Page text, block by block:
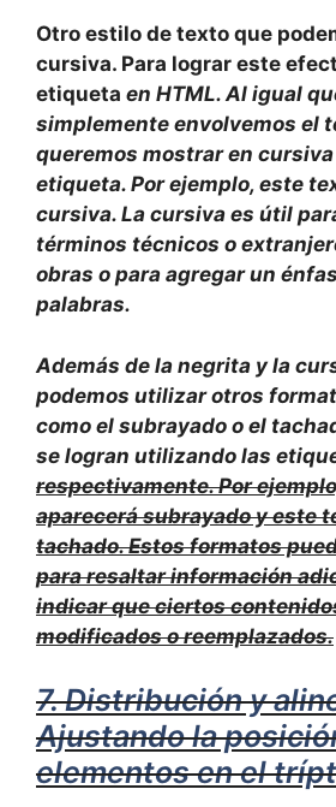
Otro estilo de texto que
cursiva. Para lograr este
etiqueta en HTML. Al igual
simplemente envolvemos el
queremos mostrar en
etiqueta. Por ejemplo, este
cursiva. La cursiva es útil
términos técnicos o
obras o para agregar un
palabras.
Además de la negrita y la
podemos utilizar otros
como el subrayado o el
se logran utilizando las
respectivamente. Por
aparecerá subrayadoyeste
tachado. Estos formatos
para resaltar información
indicar que ciertos
modificados o reemplazados.
7. Distribución y
Ajustando la
elementos en el